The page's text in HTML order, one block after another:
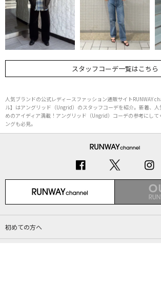
スタッフコーデ一覧はこちら
人気ブランドの公式レディースファッション通販サイトRUNWAY
ル】はアングリッド（Ungrid）のスタッフコーデを紹介。新着、
めのアイディア満載！アングリッド（Ungrid）コーデの参考にし
ングも必見。
初めての方へ